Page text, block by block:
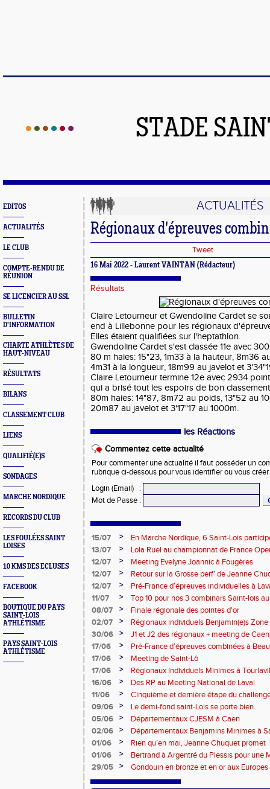
STADE
EDITOS
ACTUALITÉS
LE CLUB
COMPTE-RENDU DE
RÉUNION
SE LICENCIER AU SSL
BULLETIN
D'INFORMATION
CHARTE ATHLÈTES DE
HAUT-NIVEAU
RÉSULTATS
BILANS
CLASSEMENT CLUB
LIENS
QUALIFIÉ(E)S
SONDAGES
MARCHE NORDIQUE
RECORDS DU CLUB
LES FOULÉES SAINT
LOISES
10 KMS DES ECLUSES
FACEBOOK
BOUTIQUE DU PAYS
SAINT-LOIS
ATHLÉTISME
PAYS SAINT-LOIS
ATHLÉTISME
ACTUALITÉS
Régionaux d'épreuves
Tweet
16 Mai 2022 - Laurent VAINTAN (Rédacteur)
Résultats
Claire Letourneur et Gwendoline Cardet se
end à Lillebonne pour les régionaux
Elles étaient qualifiées sur l'heptathlon.
Gwendoline Cardet s'est classée 11e avec
80 m haies: 15"23, 1m33 à la hauteur, 8m36
4m31 à la longueur, 18m99 au javelot et
Claire Letourneur termine 12e avec 2934
qui a brisé tout les espoirs de bon
80m haies: 14"87, 8m72 au poids, 13"52 au
20m87 au javelot et 3'17"17 au 1000m.
les Réactions
Commentez cette actualité
Pour commenter une actualité il faut posséder un
rubrique ci-dessous pour vous identifier ou vous
Login (Email)
:
Mot de Passe :
15/07 >
En Marche Nordique, 6 Saint-Lois
13/07
>
Lola Ruel au championnat de France
12/07
>
Meeting Evelyne Joannic à Fougères
12/07
>
Retour sur la Grosse perf’ de Jeanne
de l’Est Lyonnais
12/07 >
Pré-France d’épreuves individuelles à
11/07
>
Top 10 pour nos 3 combinars Saint-lois
d'EC à Aix-en-Provence
08/07 >
Finale régionale des pointes d'or
02/07
>
Régionaux individuels Benjamin(e)s
30/06
>
J1 et J2 des régionaux + meeting de Caen
17/06
>
Pré-France d’épreuves combinées à
17/06
>
Meeting de Saint-Lô
17/06
>
Régionaux Individuels Minimes à
16/06
>
Des RP au Meeting National de Laval
11/06
>
Cinquième et dernière étape du
09/06
>
Le demi-fond saint-Lois se porte bien
05/06
>
Départementaux CJESM à Caen
02/06
>
Départementaux Benjamins Minimes à
01/06
>
Rien qu’en mai, Jeanne Chuquet promet
01/06
>
Bertrand à Argentré du Plessis pour une
29/05
> Gondouin en bronze et en or aux Europes